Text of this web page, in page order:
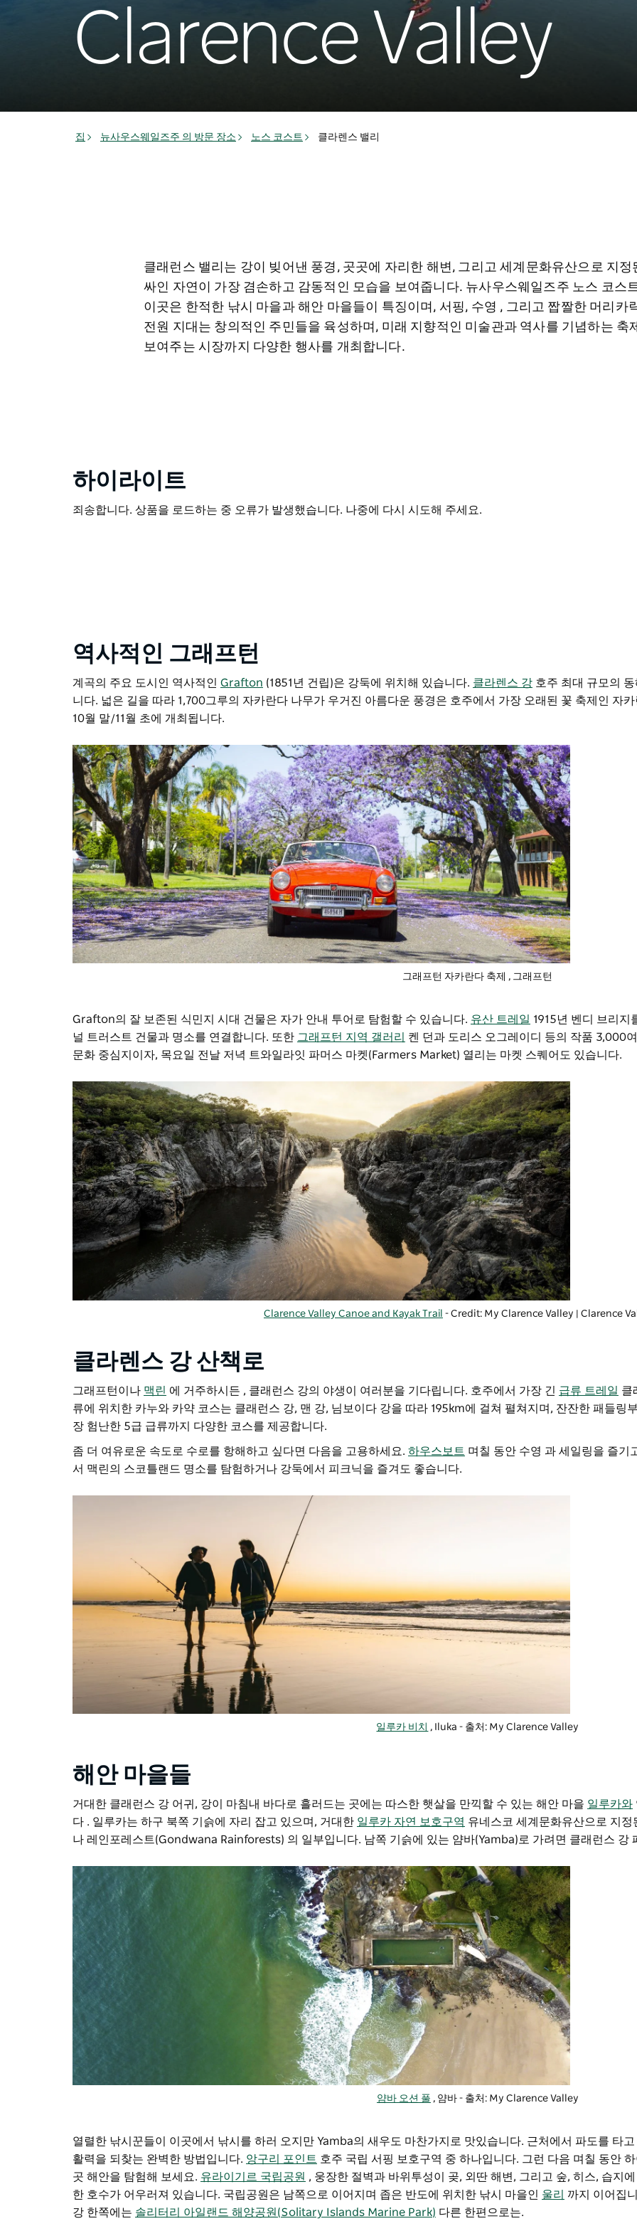
Clarence Valley
집 뉴사우스웨일즈주 의 방문 장소 노스 코스트 클라렌스 밸리
클래런스 밸리는 강이 빚어낸 풍경, 곳곳에 자리한 해변, 그리고 세계문화유산으로 지정
싸인 자연이 가장 겸손하고 감동적인 모습을 보여줍니다. 뉴사우스웨일즈주 노스 코스
이곳은 한적한 낚시 마을과 해안 마을들이 특징이며, 서핑, 수영 , 그리고 짭짤한 머리카
전원 지대는 창의적인 주민들을 육성하며, 미래 지향적인 미술관과 역사를 기념하는 축
보여주는 시장까지 다양한 행사를 개최합니다.
하이라이트
죄송합니다. 상품을 로드하는 중 오류가 발생했습니다. 나중에 다시 시도해 주세요.
역사적인 그래프턴
계곡의 주요 도시인 역사적인 Grafton (1851년 건립)은 강둑에 위치해 있습니다. 클라렌스 강 호주 최대 규모의
니다. 넓은 길을 따라 1,700그루의 자카란다 나무가 우거진 아름다운 풍경은 호주에서 가장 오래된 꽃 축제인 자카
10월 말/11월 초에 개최됩니다.
그래프턴 자카란다 축제 , 그래프턴
Grafton의 잘 보존된 식민지 시대 건물은 자가 안내 투어로 탐험할 수 있습니다. 유산 트레일 1915년 벤디 브리지
널 트러스트 건물과 명소를 연결합니다. 또한 그래프턴 지역 갤러리
켄 던과 도리스 오그레이디 등의 작품 3,000
문화 중심지이자, 목요일 전날 저녁 트와일라잇 파머스 마켓(Farmers Market) 열리는 마켓 스퀘어도 있습니다.
Clarence Valley Canoe and Kayak Trail - Credit: My Clarence Valley | Clarence
클라렌스 강 산책로
그래프턴이나 맥린 에 거주하시든 , 클래런스 강의 야생이 여러분을 기다립니다. 호주에서 가장 긴 급류 트레일 클
류에 위치한 카누와 카약 코스는 클래런스 강, 맨 강, 님보이다 강을 따라 195km에 걸쳐 펼쳐지며, 잔잔한 패들링
장 험난한 5급 급류까지 다양한 코스를 제공합니다.
좀 더 여유로운 속도로 수로를 항해하고 싶다면 다음을 고용하세요. 하우스보트 며칠 동안 수영 과 세일링을 즐기
서 맥린의 스코틀랜드 명소를 탐험하거나 강둑에서 피크닉을 즐겨도 좋습니다.
일루카 비치 , Iluka - 출처: My Clarence Valley
해안 마을들
거대한 클래런스 강 어귀, 강이 마침내 바다로 흘러드는 곳에는 따스한 햇살을 만끽할 수 있는 해안 마을 일루카와
다 . 일루카는 하구 북쪽 기슭에 자리 잡고 있으며, 거대한 일루카 자연 보호구역 유네스코 세계문화유산으로 지정
나 레인포레스트(Gondwana Rainforests) 의 일부입니다. 남쪽 기슭에 있는 얌바(Yamba)로 가려면 클래런스 강
얌바 오션 풀 , 얌바 - 출처: My Clarence Valley
열렬한 낚시꾼들이 이곳에서 낚시를 하러 오지만 Yamba의 새우도 마찬가지로 맛있습니다. 근처에서 파도를 타
활력을 되찾는 완벽한 방법입니다. 앙구리 포인트 호주 국립 서핑 보호구역 중 하나입니다. 그런 다음 며칠 동안 하
곳 해안을 탐험해 보세요. 유라이기르 국립공원 , 웅장한 절벽과 바위투성이 곶, 외딴 해변, 그리고 숲, 히스, 습지
한 호수가 어우러져 있습니다. 국립공원은 남쪽으로 이어지며 좁은 반도에 위치한 낚시 마을인 울리 까지 이어집
강 한쪽에는 솔리터리 아일랜드 해양공원(Solitary Islands Marine Park) 다른 한편으로는.